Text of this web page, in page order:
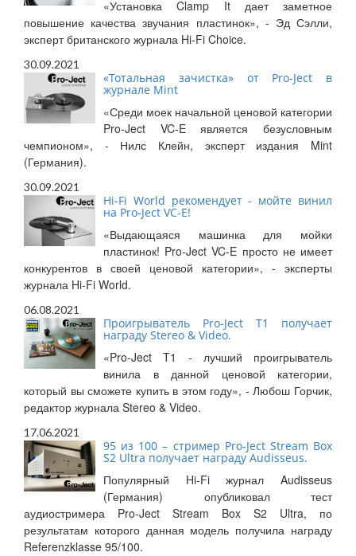
«Установка Clamp It дает заметное
повышение качества звучания пластинок», - Эд Сэлли,
эксперт британского журнала Hi-Fi Choice.
30.09.2021
«Тотальная зачистка» от Pro-Ject в
журнале Mint
«Среди моек начальной ценовой категории
Pro-Ject VC-E является безусловным
чемпионом», - Нилс Клейн, эксперт издания Mint
(Германия).
30.09.2021
Hi-Fi World рекомендует - мойте винил
на Pro-Ject VC-E!
«Выдающаяся машинка для мойки
пластинок! Pro-Ject VC-E просто не имеет
конкурентов в своей ценовой категории», - эксперты
журнала Hi-Fi World.
06.08.2021
Проигрыватель Pro-Ject T1 получает
награду Stereo & Video.
«Pro-Ject T1 - лучший проигрыватель
винила в данной ценовой категории,
который вы сможете купить в этом году», - Любош Горчик,
редактор журнала Stereo & Video.
17.06.2021
95 из 100 – стример Pro-Ject Stream Box
S2 Ultra получает награду Audisseus.
Популярный Hi-Fi журнал Audisseus
(Германия) опубликовал тест
аудиостримера Pro-Ject Stream Box S2 Ultra, по
результатам которого данная модель получила награду
Referenzklasse 95/100.